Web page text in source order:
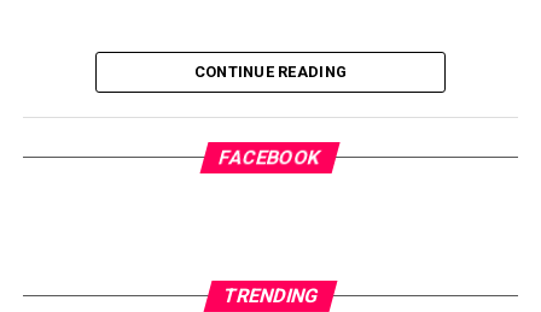
CONTINUE READING
FACEBOOK
TRENDING